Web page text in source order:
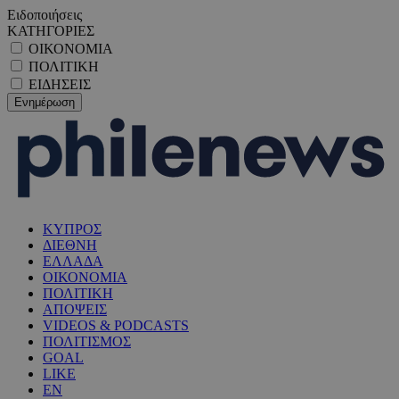
Ειδοποιήσεις
ΚΑΤΗΓΟΡΙΕΣ
ΟΙΚΟΝΟΜΙΑ
ΠΟΛΙΤΙΚΗ
ΕΙΔΗΣΕΙΣ
ΚΥΠΡΟΣ
ΔΙΕΘΝΗ
ΕΛΛΑΔΑ
ΟΙΚΟΝΟΜΙΑ
ΠΟΛΙΤΙΚΗ
ΑΠΟΨΕΙΣ
VIDEOS & PODCASTS
ΠΟΛΙΤΙΣΜΟΣ
GOAL
LIKE
EN